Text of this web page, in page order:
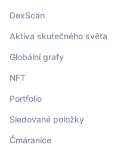
DexScan
Aktiva skutečného světa
Globální grafy
NFT
Portfolio
Sledované položky
Čmáranice